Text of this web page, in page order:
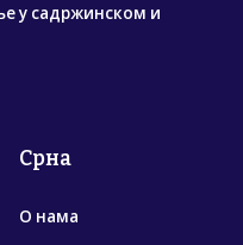
у садржинском и
Срна
О нама